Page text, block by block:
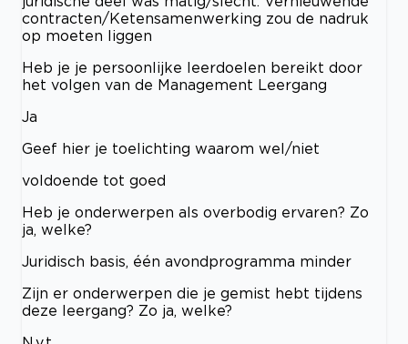
contracten/Ketensamenwerking zou de nadruk
op moeten liggen
Heb je je persoonlijke leerdoelen bereikt door
het volgen van de Management Leergang
Ja
Geef hier je toelichting waarom wel/niet
voldoende tot goed
Heb je onderwerpen als overbodig ervaren? Zo
ja, welke?
Juridisch basis, één avondprogramma minder
Zijn er onderwerpen die je gemist hebt tijdens
deze leergang? Zo ja, welke?